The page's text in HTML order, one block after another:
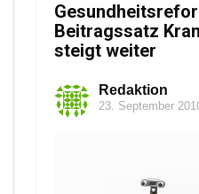
Beitragssatz
steigt weiter
Redaktion
23. September